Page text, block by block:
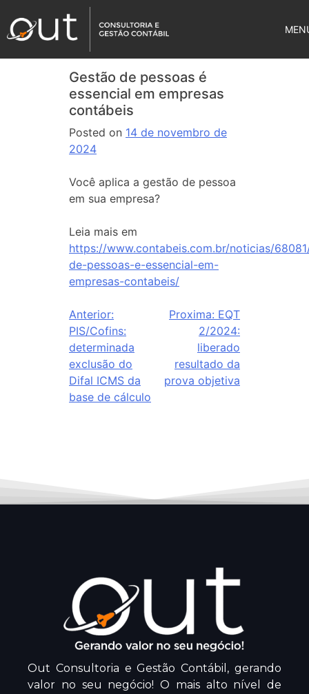
Gestão de pessoas é
essencial em empresas
contábeis
Posted on 14 de novembro de
2024
Você aplica a gestão de pessoa
em sua empresa?
Leia mais em
https://www.contabeis.com.br/noticias/
de-pessoas-e-essencial-em-
empresas-contabeis/
Anterior:
PIS/Cofins:
determinada
exclusão do
Difal ICMS da
base de cálculo
Proxima: EQT
2/2024:
liberado
resultado da
prova objetiva
Out Consultoria e Gestão Contábil, gerando
valor no seu negócio! O mais alto nível de